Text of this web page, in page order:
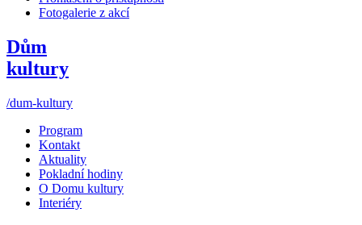
Fotogalerie z akcí
Dům
kultury
/dum-kultury
Program
Kontakt
Aktuality
Pokladní hodiny
O Domu kultury
Interiéry